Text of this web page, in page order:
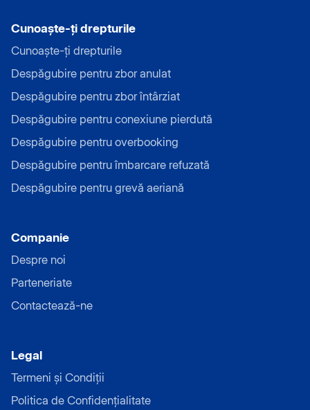
Cunoaște-ți drepturile
Cunoaște-ți drepturile
Despăgubire pentru zbor anulat
Despăgubire pentru zbor întârziat
Despăgubire pentru conexiune pierdută
Despăgubire pentru overbooking
Despăgubire pentru îmbarcare refuzată
Despăgubire pentru grevă aeriană
Companie
Despre noi
Parteneriate
Contactează-ne
Legal
Termeni și Condiții
Politica de Confidențialitate